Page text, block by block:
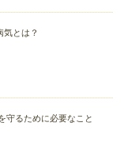
気とは？
守るために必要なこと